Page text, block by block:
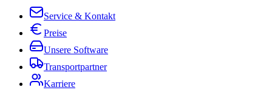
Service & Kontakt
Preise
Unsere Software
Transportpartner
Karriere